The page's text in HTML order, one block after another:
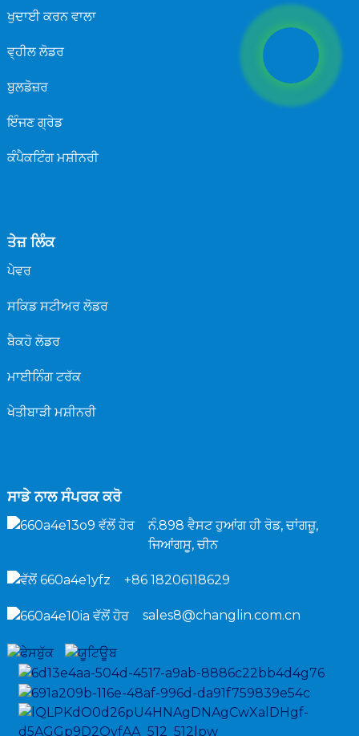
ਖੁਦਾਈ ਕਰਨ ਵਾਲਾ
ਵ੍ਹੀਲ ਲੋਡਰ
ਬੁਲਡੋਜ਼ਰ
ਇੰਜਣ ਗ੍ਰੇਡ
ਕੰਪੈਕਟਿੰਗ ਮਸ਼ੀਨਰੀ
ਤੇਜ਼ ਲਿੰਕ
ਪੇਵਰ
ਸਕਿਡ ਸਟੀਅਰ ਲੋਡਰ
ਬੈਕਹੋ ਲੋਡਰ
ਮਾਈਨਿੰਗ ਟਰੱਕ
ਖੇਤੀਬਾੜੀ ਮਸ਼ੀਨਰੀ
ਸਾਡੇ ਨਾਲ ਸੰਪਰਕ ਕਰੋ
ਨੰ.898 ਵੈਸਟ ਹੁਆਂਗ ਹੀ ਰੋਡ, ਚਾਂਗਜ਼ੂ,
ਜਿਆਂਗਸੂ, ਚੀਨ
+86 18206118629
sales8@changlin.com.cn